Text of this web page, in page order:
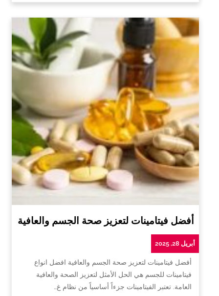
أفضل فيتامينات لتعزيز صحة الجسم والعافية
أبريل 28, 2025
أفضل فيتامينات لتعزيز صحة الجسم والعافية افضل انواع
فيتامينات للجسم هي الحل الأمثل لتعزيز الصحة والعافية
العامة. تعتبر الفيتامينات جزءاً أساسياً من نظام غ…